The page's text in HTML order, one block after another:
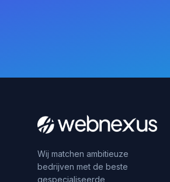
Wij matchen ambitieuze
bedrijven met de beste
gespecialiseerde